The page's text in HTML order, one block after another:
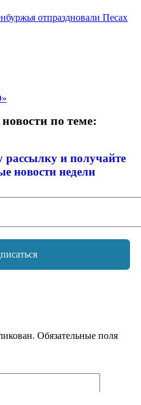
отпраздновали Песах
по теме:
рассылку и получайте
новости недели
Обязательные поля